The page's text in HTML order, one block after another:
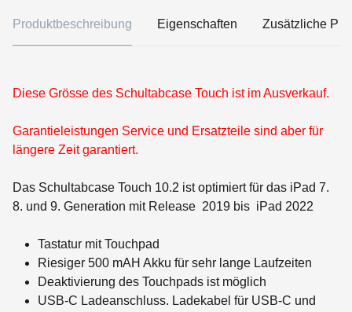
Produktbeschreibung Eigenschaften Zusätzliche
Diese Grösse des Schultabcase Touch ist im Ausverkauf.
Garantieleistungen Service und Ersatzteile sind aber für
längere Zeit garantiert.
Das Schultabcase Touch 10.2 ist optimiert für das iPad 7.
8. und 9. Generation mit Release 2019 bis iPad 2022
Tastatur mit Touchpad
Riesiger 500 mAH Akku für sehr lange Laufzeiten
Deaktivierung des Touchpads ist möglich
USB-C Ladeanschluss. Ladekabel für USB-C und